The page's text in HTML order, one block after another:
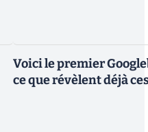
Voici le premier
ce que révèlent déjà